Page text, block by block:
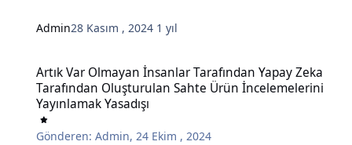
Admin28 Kasım , 2024 1 yıl
Artık Var Olmayan İnsanlar Tarafından Yapay Zeka
Tarafından Oluşturulan Sahte Ürün İncelemelerini
Yayınlamak Yasadışı
Gönderen:Admin,24 Ekim , 2024